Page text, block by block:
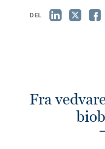
DEL
Fra